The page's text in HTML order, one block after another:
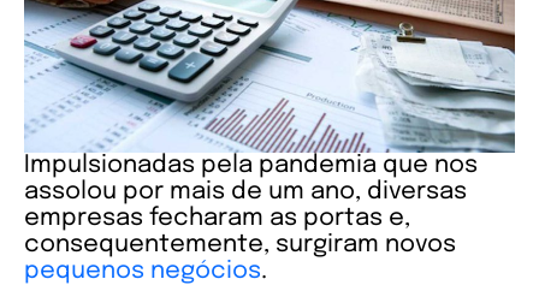
Impulsionadas pela pandemia que nos
assolou por mais de um ano, diversas
empresas fecharam as portas e,
consequentemente, surgiram novos
pequenos negócios.